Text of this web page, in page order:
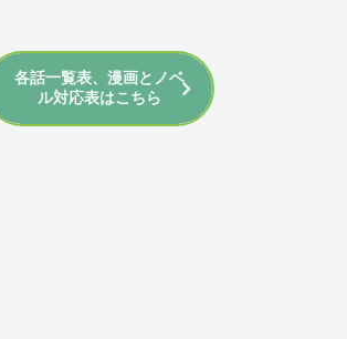
各話一覧表、漫画とノベ
ル対応表はこちら